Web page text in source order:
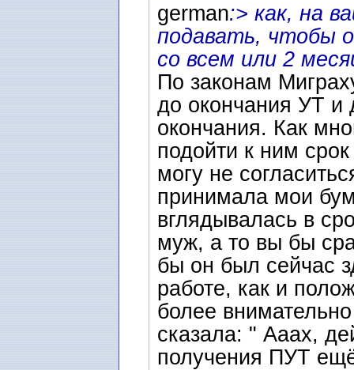
german:> как, на
подавать, чтобы
со всем или 2
По законам
до окончания УТ и
окончания. Как
подойти к ним
могу не
принимала мои
вглядывалась в
муж, а то вы бы
бы он был сейчас
работе, как и
более
сказала: " Ааах,
получения ПУТ